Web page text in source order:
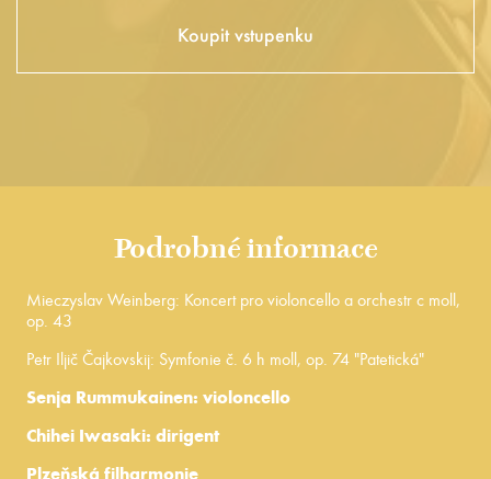
Koupit vstupenku
Podrobné informace
Mieczyslav Weinberg: Koncert pro violoncello a orchestr c moll,
op. 43
Petr Iljič Čajkovskij: Symfonie č. 6 h moll, op. 74 "Patetická"
Senja Rummukainen: violoncello
Chihei Iwasaki: dirigent
Plzeňská filharmonie